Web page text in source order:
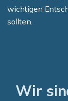
wichtigen
sollten.
Wir